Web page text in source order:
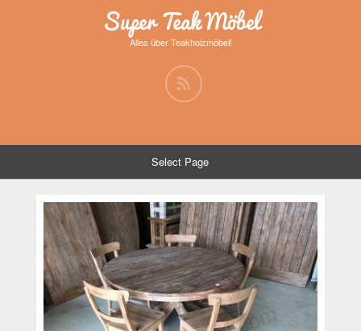
Super Teak Möbel
Alles über Teakholzmöbel!
Select Page